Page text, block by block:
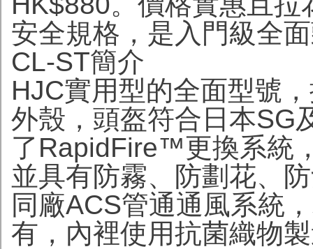
安全規格，是入門級全
CL-ST簡介
HJC實用型的全面型號
外殼，頭盔符合日本SG
了RapidFire™更換系統
並具有防霧、防劃花、
同廠ACS管通通風系統
有，內裡使用抗菌織物